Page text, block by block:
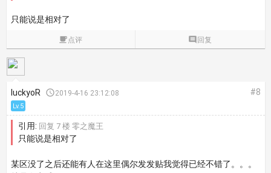
只能说是相对了
点评  回复
luckyoR 2019-4-16 23:12:08 #8
Lv.5
引用: 回复 7 楼 零之魔王
只能说是相对了
某区没了之后还能有人在这里偶尔发发贴我觉得已经不错了。。。